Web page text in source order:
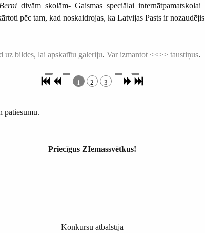
divām skolām- Gaismas speciālai
pēc tam, kad noskaidrojas, ka Latvijas Pasts ir
uz bildes, lai apskatītu galeriju. Var izmantot <<>> taustiņus.
1 2 3
patiesumu.
Priecīgus ZIemassvētkus!
Konkursu atbalstīja